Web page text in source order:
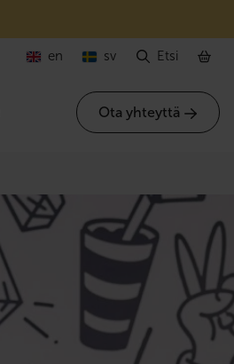
Ota yhteyttä
en sv Etsi